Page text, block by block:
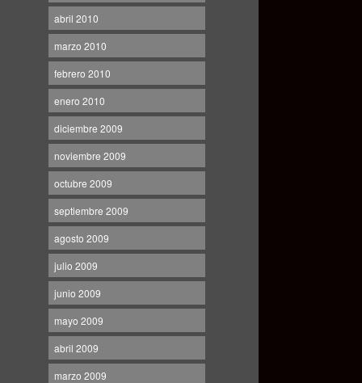
abril 2010
marzo 2010
febrero 2010
enero 2010
diciembre 2009
noviembre 2009
octubre 2009
septiembre 2009
agosto 2009
julio 2009
junio 2009
mayo 2009
abril 2009
marzo 2009